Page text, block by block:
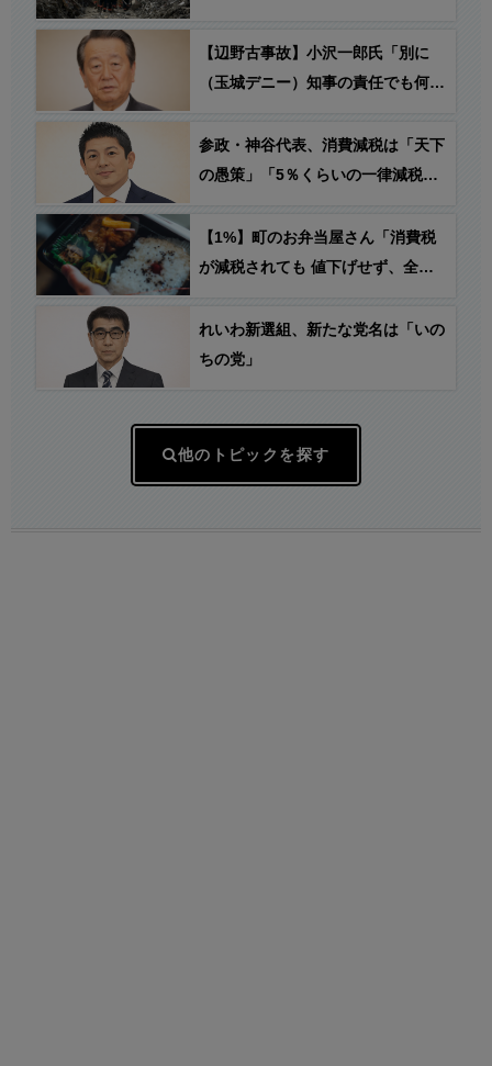
って答えちゃだめ…」
【辺野古事故】小沢一郎氏「別に
（玉城デニー）知事の責任でも何で
宣伝する人が増えるから対応しなく
てはいけない」
参政・神谷代表、消費減税は「天下
の愚策」「5％くらいの一律減税で
【1%】町のお弁当屋さん「消費税
が減税されても 値下げせず、全て
れいわ新選組、新たな党名は「いの
ちの党」
他のトピックを探す